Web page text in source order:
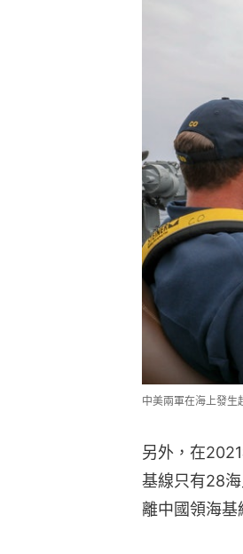
中美兩軍在海上發生
另外，在
基線只有28
離中國領海基